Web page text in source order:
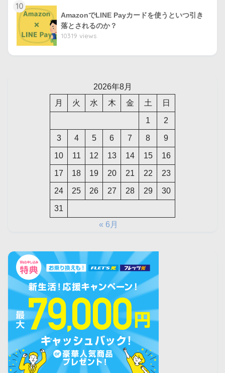
10
AmazonでLINE Payカードを使うといつ引き
落とされるのか？
10319 views
2026年8月
月
火 水 木 金 土 日
1 2
3 4 5 6 7 8 9
10 11 12 13 14 15 16
17 18 19 20 21 22 23
24 25 26 27 28 29 30
31
« 6月